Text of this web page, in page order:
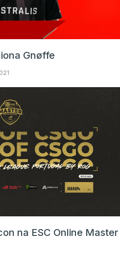
Gnøffe
na ESC Online Master